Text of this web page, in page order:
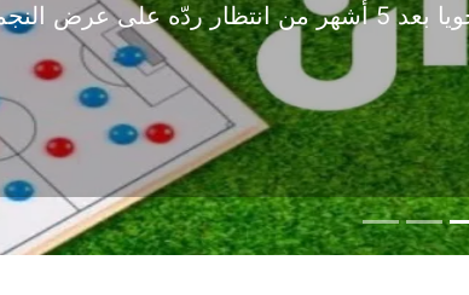
الثانية، نجح الإخاء الأهلي عاليه في